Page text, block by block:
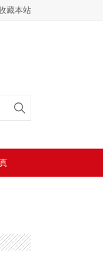
藏本站